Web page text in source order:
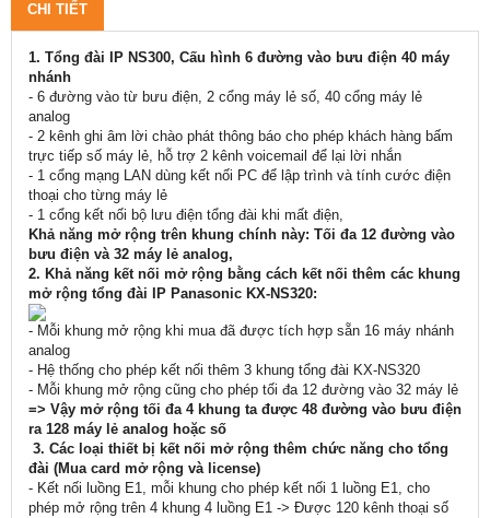
CHI TIẾT
1. Tổng đài IP NS300, Cấu hình 6 đường vào bưu điện 40 máy
nhánh
- 6 đường vào từ bưu điện, 2 cổng máy lẻ số, 40 cổng máy lẻ
analog
- 2 kênh ghi âm lời chào phát thông báo cho phép khách hàng bấm
trực tiếp số máy lẻ, hỗ trợ 2 kênh voicemail để lại lời nhắn
- 1 cổng mạng LAN dùng kết nối PC để lập trình và tính cước điện
thoại cho từng máy lẻ
- 1 cổng kết nối bộ lưu điện tổng đài khi mất điện,
Khả năng mở rộng trên khung chính này: Tối đa 12 đường vào
bưu điện và 32 máy lẻ analog,
2. Khả năng kết nối mở rộng bằng cách kết nối thêm các khung
mở rộng tổng đài IP Panasonic KX-NS320:
- Mỗi khung mở rộng khi mua đã được tích hợp sẵn 16 máy nhánh
analog
- Hệ thống cho phép kết nối thêm 3 khung tổng đài KX-NS320
- Mỗi khung mở rộng cũng cho phép tối đa 12 đường vào 32 máy lẻ
=> Vậy mở rộng tối đa 4 khung ta được 48 đường vào bưu điện
ra 128 máy lẻ analog hoặc số
3. Các loại thiết bị kết nối mở rộng thêm chức năng cho tổng
đài (Mua card mở rộng và license)
- Kết nối luồng E1, mỗi khung cho phép kết nối 1 luồng E1, cho
phép mở rộng trên 4 khung 4 luồng E1 -> Được 120 kênh thoại số